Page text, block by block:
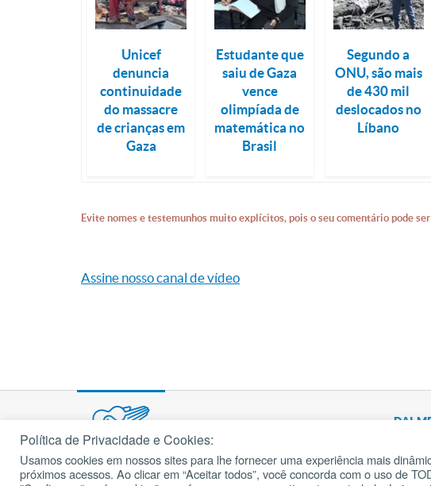
Unicef
denuncia
continuidade
do massacre
de crianças em
Gaza
Estudante que
saiu de Gaza
vence
olimpíada de
matemática no
Brasil
Segundo a
ONU, são mais
de 430 mil
deslocados no
Líbano
Evite nomes e testemunhos muito explícitos, pois o seu comentário pode
Assine nosso canal de vídeo
DAI-
cancaonova.com© 2002 – 2026
Todos os direitos reservados.
Política de Privacidade e Cookies:
Usamos cookies em nossos sites para lhe fornecer uma experiência mais
próximos acessos. Ao clicar em “Aceitar todos”, você concorda com o uso de